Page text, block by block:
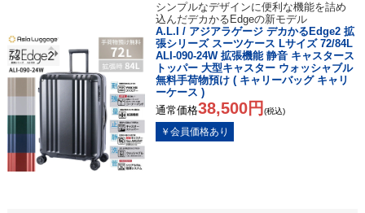
シンプルなデザインに便利な機能を詰め
込んだデカかるEdgeの新モデル
A.L.I / アジアラゲージ デカかるEdge2 拡
張シリーズ スーツケース Lサイズ 72/84L
ALI-090-24W 拡張機能 静音 キャスタース
トッパー 大型キャスター ウォッシャブル
無料手荷物預け ( キャリーバッグ キャリ
ーケース )
通常価格38,500円 (税込)